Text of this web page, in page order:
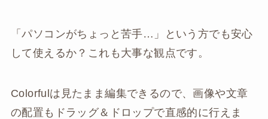
「パソコンがちょっと苦手…」という方でも安心
して使えるか？これも大事な観点です。
Colorfulは見たまま編集できるので、画像や文章
の配置もドラッグ＆ドロップで直感的に行えま